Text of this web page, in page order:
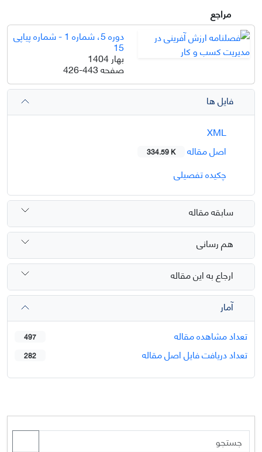
مراجع
دوره 5، شماره 1 - شماره پیاپی
15
بهار 1404
صفحه426-443
فایل ها
اصل مقاله
334.59 K
چکیده تفصیلی
سابقه مقاله
هم رسانی
ارجاع به این مقاله
آمار
تعداد مشاهده مقاله
497
تعداد دریافت فایل اصل مقاله 282